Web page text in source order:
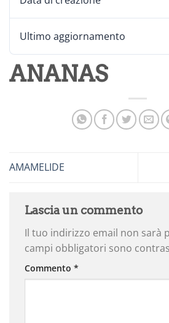
Ultimo aggiornamento
ANANAS
AMAMELIDE
Lascia un commento
Il tuo indirizzo email non sarà
campi obbligatori sono
Commento *